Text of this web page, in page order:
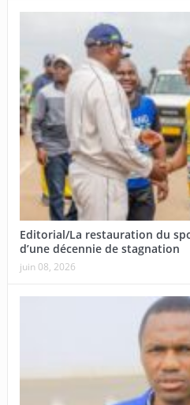
Editorial/La restauration du
d’une décennie de stagnation
juin 08, 2026